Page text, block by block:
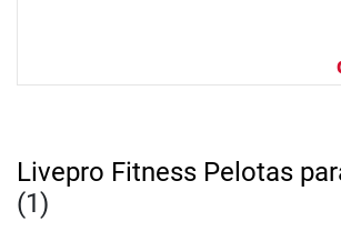
Livepro Fitness Pelotas
(1)